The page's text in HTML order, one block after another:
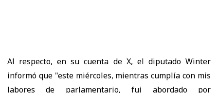
Al respecto, en su cuenta de X, el diputado Winter
informó que "este miércoles, mientras cumplía con mis
labores de parlamentario, fui abordado por